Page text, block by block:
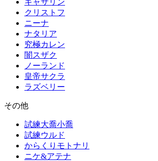
キャサリン
クリストフ
ニーナ
ナタリア
究極カレン
闇スザク
ノーランド
皇帝サクラ
ラズベリー
その他
試練大喬小喬
試練ウルド
からくりモトナリ
ニケ&アテナ